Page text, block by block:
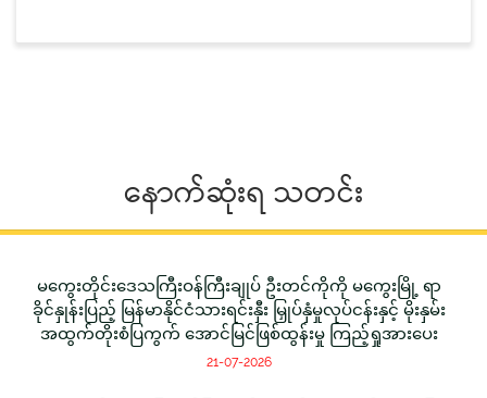
နောက်ဆုံးရ သတင်း
မကွေးတိုင်းဒေသကြီးဝန်ကြီးချုပ် ဦးတင်ကိုကို မကွေးမြို့ ရာ
ခိုင်နှုန်းပြည့် မြန်မာနိုင်ငံသားရင်းနှီး မြှုပ်နှံမှုလုပ်ငန်းနှင့် မိုးနှမ်း
အထွက်တိုးစံပြကွက် အောင်မြင်ဖြစ်ထွန်းမှု ကြည့်ရှုအားပေး
21-07-2026